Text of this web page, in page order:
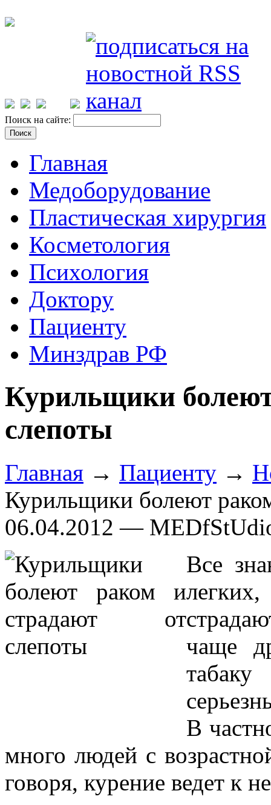
Поиск на сайте:
Главная
Медоборудование
Пластическая хирургия
Косметология
Психология
Доктору
Пациенту
Минздрав РФ
Курильщики
слепоты
Главная → Пациенту →
Курильщики болеют
06.04.2012 —
Все
чаще
В
много людей с
говоря, курение ведет к